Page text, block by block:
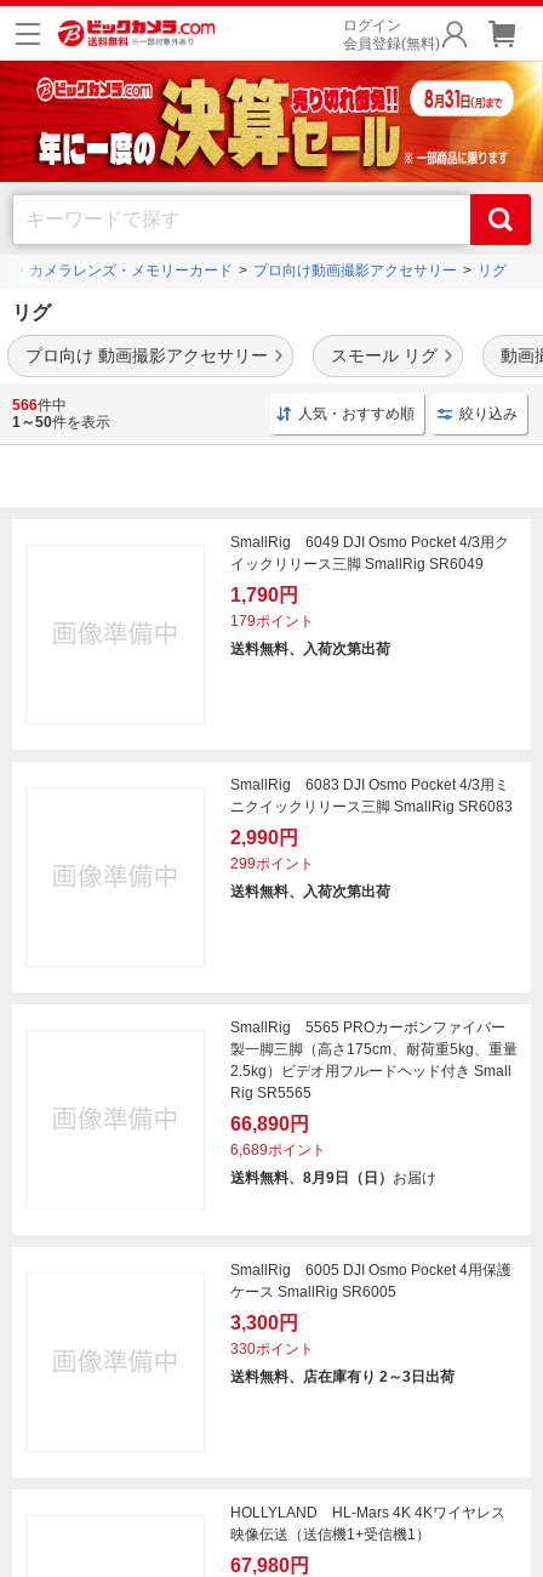
ログイン
会員登録(無料)
・カメラレンズ・メモリーカード プロ向け動画撮影アクセサリー リグ
リグ
プロ向け 動画撮影アクセサリー スモール リグ 動画
カメラリグはカメラにマイクや外部モニターなどの補助機材を装着させ、撮影時の安
定感を向上させるアイテムです。
566件中
1～50件を表示 人気・おすすめ順 絞り込み
SmallRig 6049 DJI Osmo Pocket 4/3用ク
イックリリース三脚 SmallRig SR6049
1,790円
179ポイント
送料無料、入荷次第出荷
SmallRig 6083 DJI Osmo Pocket 4/3用ミ
ニクイックリリース三脚 SmallRig SR6083
2,990円
299ポイント
送料無料、入荷次第出荷
SmallRig 5565 PROカーボンファイバー
製一脚三脚（高さ175cm、耐荷重5kg、重量
2.5kg）ビデオ用フルードヘッド付き Small
Rig SR5565
66,890円
6,689ポイント
送料無料、8月9日（日） お届け
SmallRig 6005 DJI Osmo Pocket 4用保護
ケース SmallRig SR6005
3,300円
330ポイント
送料無料、店在庫有り 2～3日出荷
HOLLYLAND HL-Mars 4K 4Kワイヤレス
映像伝送（送信機1+受信機1）
67,980円